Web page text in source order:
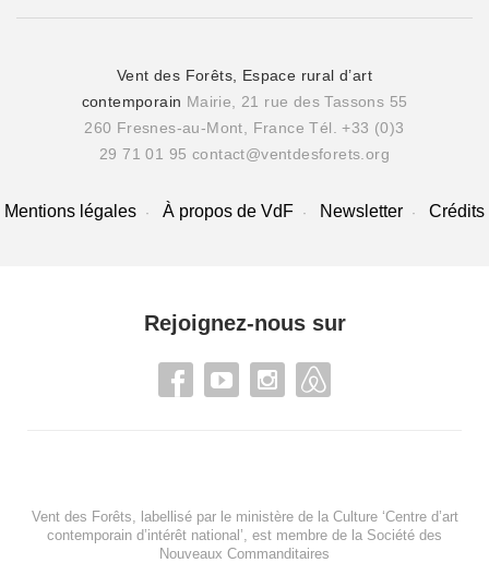
Vent des Forêts, Espace rural d’art
contemporain Mairie, 21 rue des Tassons 55
260 Fresnes-au-Mont, France Tél. +33 (0)3
29 71 01 95 contact@ventdesforets.org
Mentions légales À propos de VdF Newsletter Crédits
Rejoignez-nous sur
Vent des Forêts, labellisé par le ministère de la Culture ‘Centre d’art
contemporain d’intérêt national’, est membre de la Société des
Nouveaux Commanditaires